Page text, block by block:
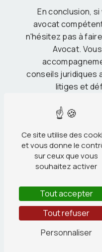
En conclusion,
avocat
n'hésitez pas à
Avocat.
conseils juridiques
litiges et
SAVOIR
Ce site utilise des
et vous donne le
sur ceux que vous
souhaitez activer
Tout accepter
Tout refuser
Personnaliser